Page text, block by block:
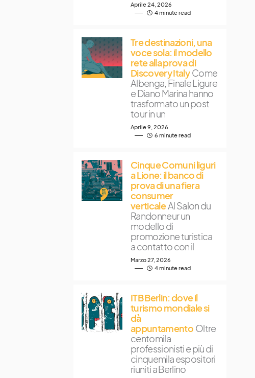
Aprile 24, 2026
4 minute read
Tre destinazioni, una
voce sola: il modello
rete alla prova di
Discovery Italy Come
Albenga, Finale Ligure
e Diano Marina hanno
trasformato un post
tour in un
Aprile 9, 2026
6 minute read
Cinque Comuni liguri
a Lione: il banco di
prova di una fiera
consumer
verticale Al Salon du
Randonneur un
modello di
promozione turistica
a contatto con il
Marzo 27, 2026
4 minute read
ITB Berlin: dove il
turismo mondiale si
dà
appuntamento Oltre
centomila
professionisti e più di
cinquemila espositori
riuniti a Berlino